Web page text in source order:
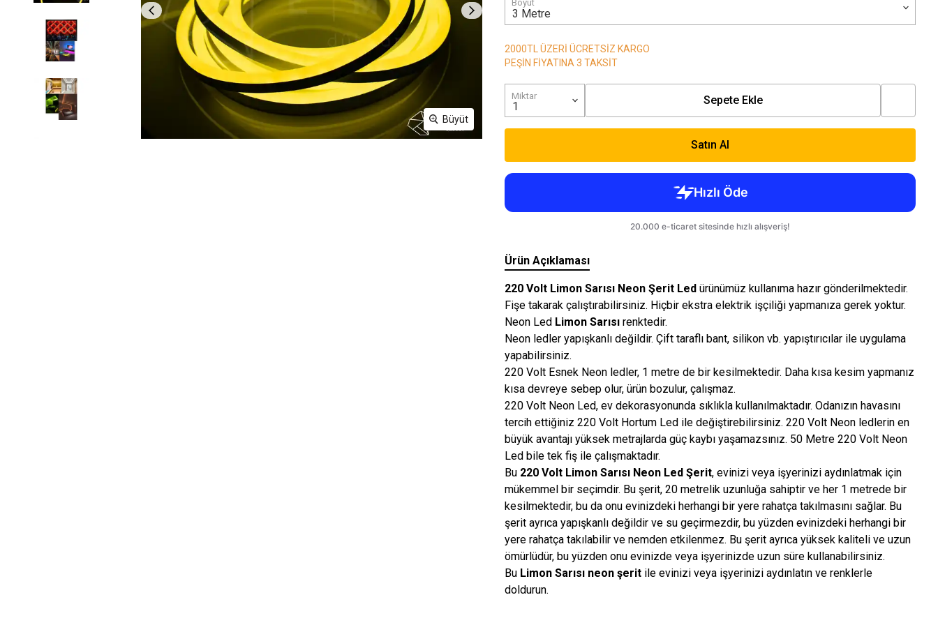
Işıkları
Led Paneller
Spotlar
Masa Lambaları
Büyüt
Boyut
2000TL ÜZERİ ÜCRETSİZ KARGO
PEŞİN FİYATINA 3 TAKSİT
Miktar Sepete Ekle
Satın Al
Ürün Açıklaması
220 Volt Limon Sarısı Neon Şerit Led ürünümüz kullanıma hazır gönderilmektedir.
Fişe takarak çalıştırabilirsiniz. Hiçbir ekstra elektrik işçiliği yapmanıza gerek yoktur.
Neon Led Limon Sarısı renktedir.
Neon ledler yapışkanlı değildir. Çift taraflı bant, silikon vb. yapıştırıcılar ile uygulama
yapabilirsiniz.
220 Volt Esnek Neon ledler, 1 metre de bir kesilmektedir. Daha kısa kesim yapmanız
kısa devreye sebep olur, ürün bozulur, çalışmaz.
220 Volt Neon Led, ev dekorasyonunda sıklıkla kullanılmaktadır. Odanızın havasını
tercih ettiğiniz 220 Volt Hortum Led ile değiştirebilirsiniz. 220 Volt Neon ledlerin en
büyük avantajı yüksek metrajlarda güç kaybı yaşamazsınız. 50 Metre 220 Volt Neon
Led bile tek fiş ile çalışmaktadır.
Bu 220 Volt Limon Sarısı Neon Led Şerit, evinizi veya işyerinizi aydınlatmak için
mükemmel bir seçimdir. Bu şerit, 20 metrelik uzunluğa sahiptir ve her 1 metrede bir
kesilmektedir, bu da onu evinizdeki herhangi bir yere rahatça takılmasını sağlar. Bu
şerit ayrıca yapışkanlı değildir ve su geçirmezdir, bu yüzden evinizdeki herhangi bir
yere rahatça takılabilir ve nemden etkilenmez. Bu şerit ayrıca yüksek kaliteli ve uzun
ömürlüdür, bu yüzden onu evinizde veya işyerinizde uzun süre kullanabilirsiniz.
Bu Limon Sarısı neon şerit ile evinizi veya işyerinizi aydınlatın ve renklerle
doldurun.